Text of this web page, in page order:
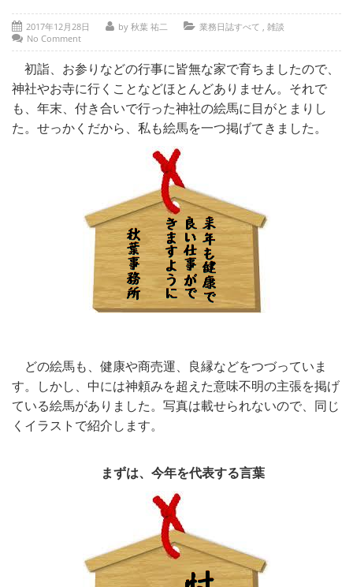
保険の百科事典
事務所紹介
ご相談・お問い合わせ
2017年12月28日 by 秋葉 祐二 業務日誌すべて , 雑談
No Comment
初詣、お参りなどの行事に皆無な家で育ちましたので、
神社やお寺に行くことなどほとんどありません。それで
も、年末、付き合いで行った神社の絵馬に目がとまりし
た。せっかくだから、私も絵馬を一つ掲げてきました。
どの絵馬も、健康や商売運、良縁などをつづっていま
す。しかし、中には神頼みを超えた意味不明の主張を掲げ
ている絵馬がありました。写真は載せられないので、同じ
くイラストで紹介します。
まずは、今年を代表する言葉